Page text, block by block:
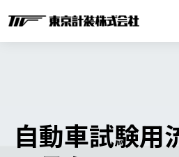
自動車試験用